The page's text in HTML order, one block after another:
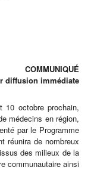
COMMUNIQUÉ
diffusion immédiate
octobre prochain,
médecins en région,
par le Programme
réunira de nombreux
des milieux de la
communautaire ainsi